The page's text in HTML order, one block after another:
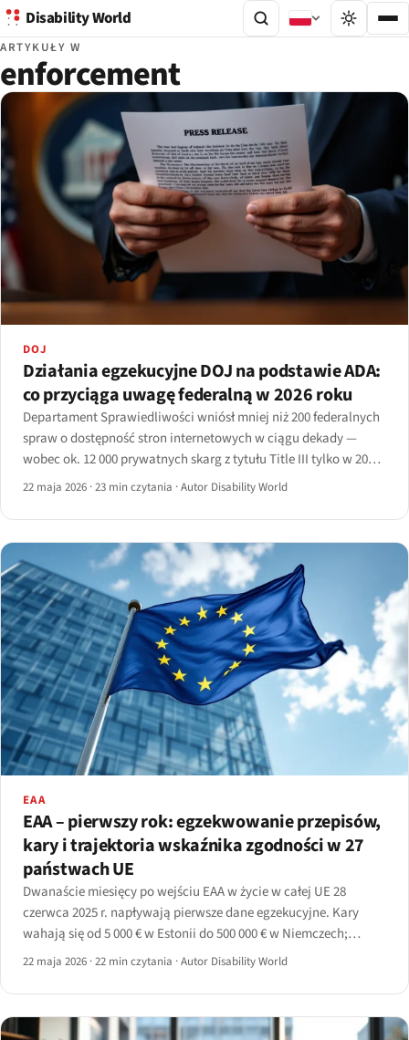
Disability World
ARTYKUŁY W
enforcement
DOJ
Działania egzekucyjne DOJ na podstawie ADA:
co przyciąga uwagę federalną w 2026 roku
Departament Sprawiedliwości wniósł mniej niż 200 federalnych
spraw o dostępność stron internetowych w ciągu dekady —
wobec ok. 12 000 prywatnych skarg z tytułu Title III tylko w 2024
roku.
22 maja 2026 ·23 min czytania ·Autor Disability World
EAA
EAA – pierwszy rok: egzekwowanie przepisów,
kary i trajektoria wskaźnika zgodności w 27
państwach UE
Dwanaście miesięcy po wejściu EAA w życie w całej UE 28
czerwca 2025 r. napływają pierwsze dane egzekucyjne. Kary
wahają się od 5 000 € w Estonii do 500 000 € w Niemczech;
pokrycie skanowaniem wynosi od 30% do 70%; transpozycja
22 maja 2026 ·22 min czytania ·Autor Disability World